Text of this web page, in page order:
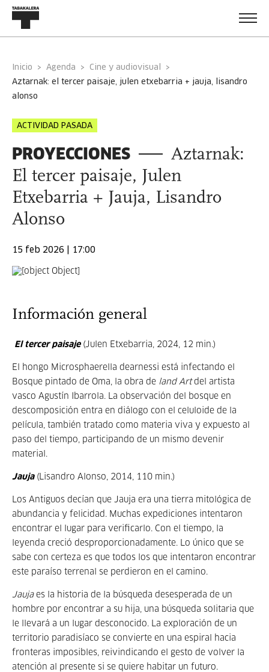
Inicio Agenda
Cine y audiovisual
aztarnak: el tercer paisaje, julen etxebarria + jauja, lisandro
alonso
ACTIVIDAD PASADA
PROYECCIONES
Aztarnak:
El tercer paisaje, Julen
Etxebarria + Jauja, Lisandro
Alonso
15 feb 2026 | 17:00
Información general
El tercer paisaje (Julen Etxebarria, 2024, 12 min.)
El hongo Microsphaerella dearnessi está infectando el
Bosque pintado de Oma, la obra de land Artdel artista
vasco Agustín Ibarrola. La observación del bosque en
descomposición entra en diálogo con el celuloide de la
película, también tratado como materia viva y expuesto al
paso del tiempo, participando de un mismo devenir
material.
Jauja (Lisandro Alonso, 2014, 110 min.)
Los Antiguos decían que Jauja era una tierra mitológica de
abundancia y felicidad. Muchas expediciones intentaron
encontrar el lugar para verificarlo. Con el tiempo, la
leyenda creció desproporcionadamente. Lo único que se
sabe con certeza es que todos los que intentaron encontrar
este paraíso terrenal se perdieron en el camino.
Jauja es la historia de la búsqueda desesperada de un
hombre por encontrar a su hija, una búsqueda solitaria que
le llevará a un lugar desconocido. La exploración de un
territorio paradisíaco se convierte en una espiral hacia
fronteras imposibles, reivindicando el gesto de volver la
atención al presente si se quiere habitar un futuro.